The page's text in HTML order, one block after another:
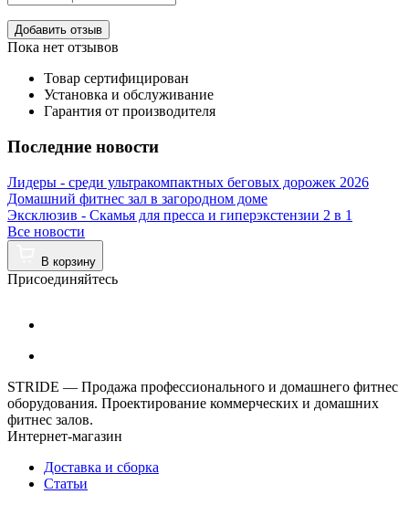
Добавить отзыв
Пока нет отзывов
Товар сертифицирован
Установка и обслуживание
Гарантия от производителя
Последние новости
Лидеры - среди ультракомпактных беговых дорожек 2026
Домашний фитнес зал в загородном доме
Эксклюзив - Скамья для пресса и гиперэкстензии 2 в 1
Все новости
В корзину
Присоединяйтесь
STRIDE — Продажа профессионального и домашнего фитнес
оборудования. Проектирование коммерческих и домашних
фитнес залов.
Интернет-магазин
Доставка и сборка
Статьи